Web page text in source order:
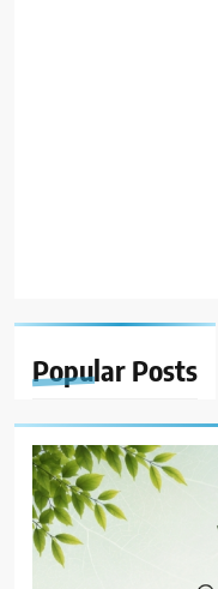
Popular Posts